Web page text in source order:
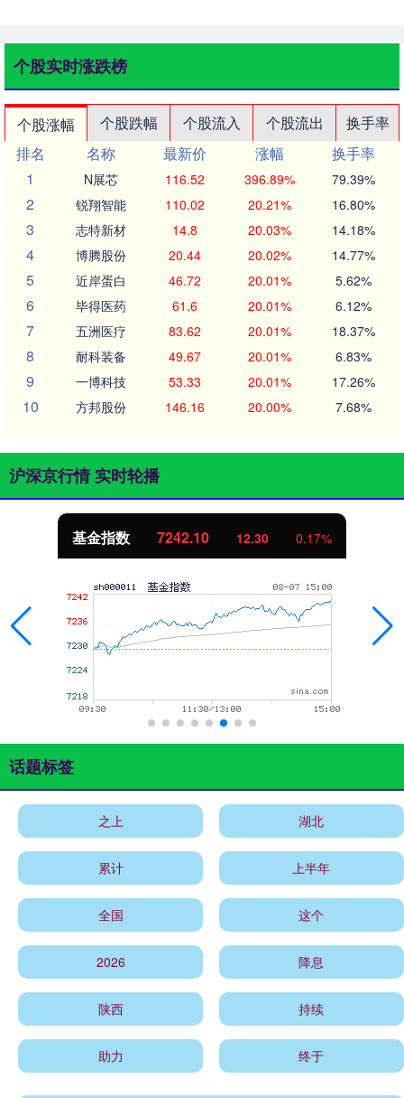
个股实时涨跌榜
个股涨幅 个股跌幅 个股流入 个股流出
换手率
排名
名称 最新价 涨幅
换手率
1
N展芯 116.52 396.89% 79.39%
2 锐翔智能 110.02 20.21% 16.80%
3 志特新材 14.8 20.03% 14.18%
4 博腾股份 20.44 20.02% 14.77%
5 近岸蛋白 46.72 20.01% 5.62%
6 毕得医药 61.6 20.01% 6.12%
7 五洲医疗 83.62 20.01% 18.37%
8 耐科装备 49.67 20.01% 6.83%
9 一博科技 53.33 20.01% 17.26%
10 方邦股份 146.16 20.00% 7.68%
沪深京行情 实时轮播
基金指数 7242.10 12.30 0.17%
话题标签
之上 湖北
累计 上半年
全国 这个
2026 降息
陕西 持续
助力 终于